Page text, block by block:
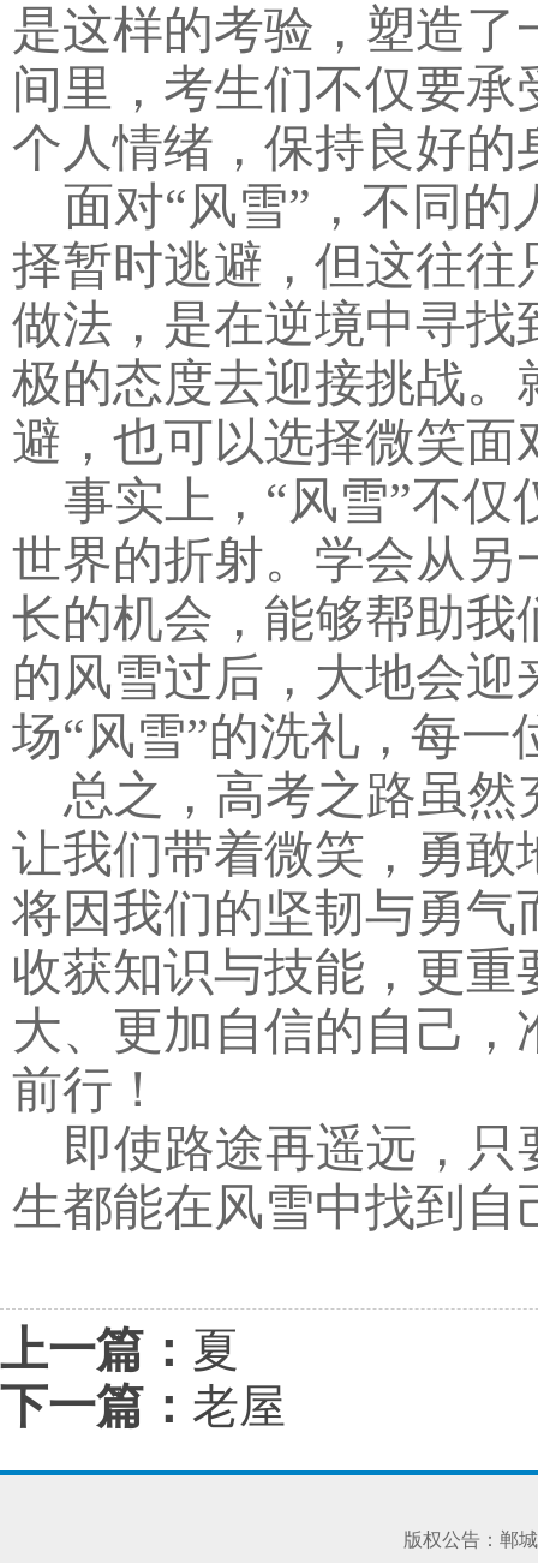
是这样的考验，塑造
间里，考生们不仅要
个人情绪，保持良好
面对“风雪”，不同
择暂时逃避，但这往
做法，是在逆境中寻
极的态度去迎接挑战
避，也可以选择微笑
事实上，“风雪”不
世界的折射。学会从
长的机会，能够帮助
的风雪过后，大地会
场“风雪”的洗礼，每
总之，高考之路虽
让我们带着微笑，勇敢
将因我们的坚韧与勇
收获知识与技能，更
大、更加自信的自己
前行！
即使路途再遥远，
生都能在风雪中找到
上一篇： 夏
下一篇： 老屋
版权公告：郸